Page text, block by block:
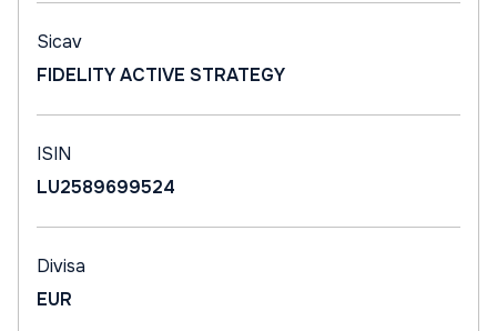
Sicav
FIDELITY ACTIVE STRATEGY
ISIN
LU2589699524
Divisa
EUR